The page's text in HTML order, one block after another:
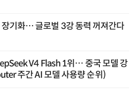
기화… 글로벌 3강 동력 꺼져간다
V4 Flash 1위… 중국 모델 강
주간 AI 모델 사용량 순위)